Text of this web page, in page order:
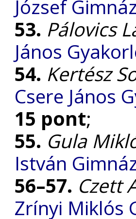
József
53. Pálovics
János
54. Kertész
Csere János
15 pont;
55. Gula
István
56–57. Czett
Zrínyi Miklós